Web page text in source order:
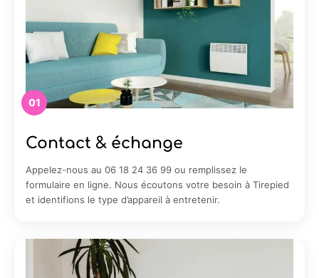
01
Contact & échange
Appelez-nous au 06 18 24 36 99 ou remplissez le
formulaire en ligne. Nous écoutons votre besoin à Tirepied
et identifions le type d’appareil à entretenir.